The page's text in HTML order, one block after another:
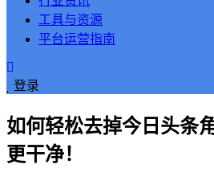
工具与资源
平台运营指南
登录
如何轻松去掉今日头条
更干净！